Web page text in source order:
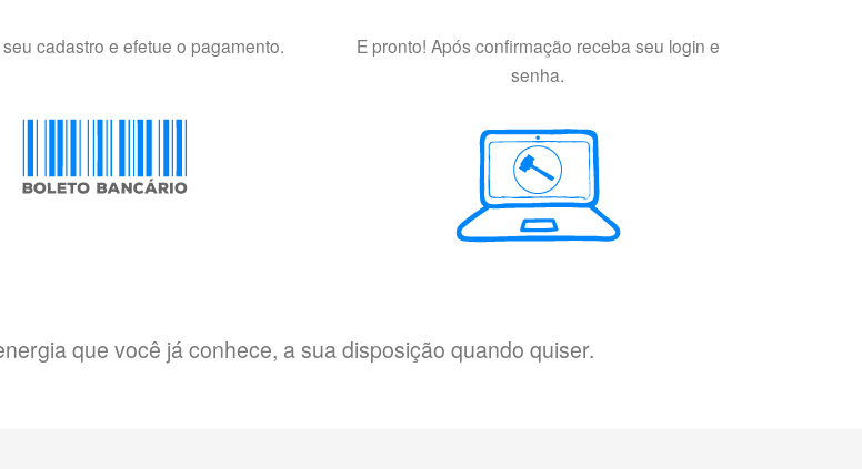
cadastro e efetue o pagamento.
E pronto! Após confirmação receba seu login e
senha.
que você já conhece, a sua disposição quando quiser.